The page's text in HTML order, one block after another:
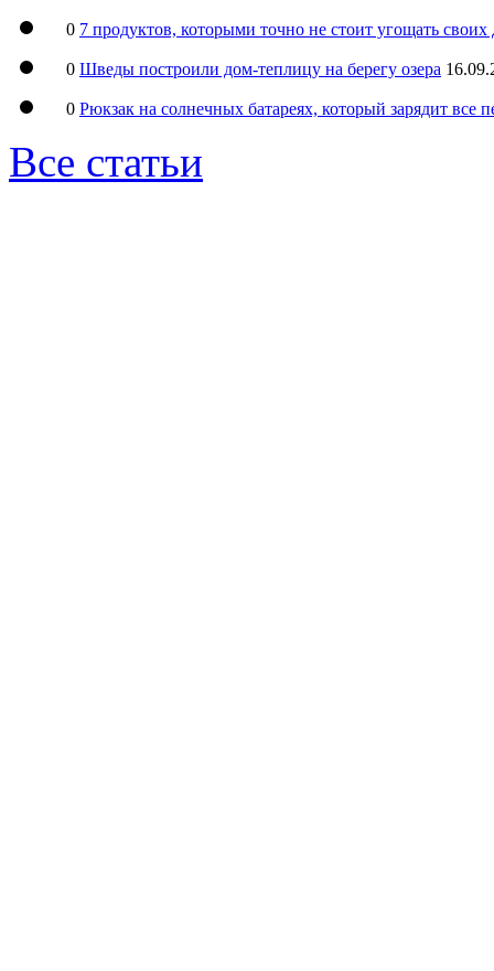
0 7 продуктов, которыми точно не стоит угощать
0 Шведы построили дом-теплицу на берегу озера
0 Рюкзак на солнечных батареях, который зарядит все
Все статьи